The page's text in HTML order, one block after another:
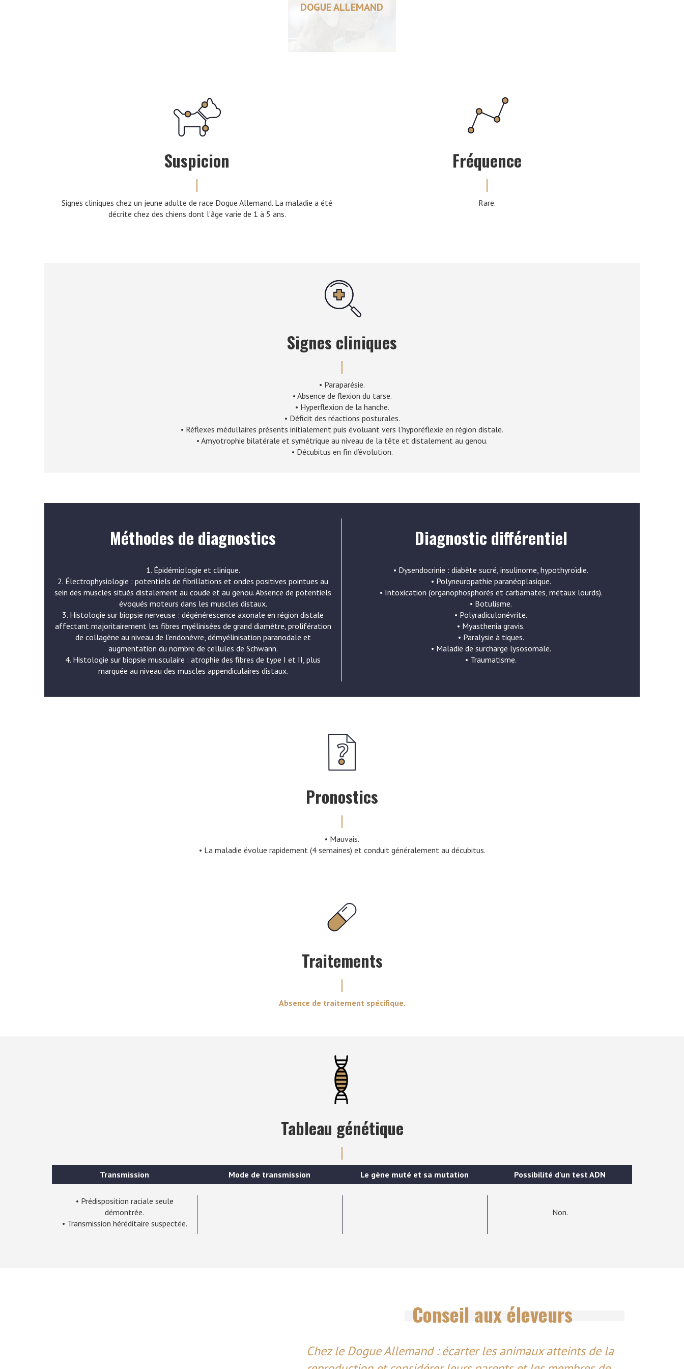
DOGUE ALLEMAND
Suspicion
Signes cliniques chez un jeune adulte de race Dogue Allemand. La maladie a été
décrite chez des chiens dont l’âge varie de 1 à 5 ans.
Fréquence
Rare.
Signes cliniques
• Paraparésie.
• Absence de flexion du tarse.
• Hyperflexion de la hanche.
• Déficit des réactions posturales.
• Réflexes médullaires présents initialement puis évoluant vers l’hyporéflexie en région distale.
• Amyotrophie bilatérale et symétrique au niveau de la tête et distalement au genou.
• Décubitus en fin d’évolution.
Méthodes de diagnostics
1. Épidémiologie et clinique.
2. Électrophysiologie : potentiels de fibrillations et ondes positives pointues au
sein des muscles situés distalement au coude et au genou. Absence de potentiels
évoqués moteurs dans les muscles distaux.
3. Histologie sur biopsie nerveuse : dégénérescence axonale en région distale
affectant majoritairement les fibres myélinisées de grand diamètre, prolifération
de collagène au niveau de l’endonèvre, démyélinisation paranodale et
augmentation du nombre de cellules de Schwann.
4. Histologie sur biopsie musculaire : atrophie des fibres de type I et II, plus
marquée au niveau des muscles appendiculaires distaux.
Diagnostic différentiel
• Dysendocrinie : diabète sucré, insulinome, hypothyroïdie.
• Polyneuropathie paranéoplasique.
• Intoxication (organophosphorés et carbamates, métaux lourds).
• Botulisme.
• Polyradiculonévrite.
• Myasthenia gravis.
• Paralysie à tiques.
• Maladie de surcharge lysosomale.
• Traumatisme.
Pronostics
• Mauvais.
• La maladie évolue rapidement (4 semaines) et conduit généralement au décubitus.
Traitements
Absence de traitement spécifique.
Tableau génétique
Transmission Mode de transmission Le gène muté et sa mutation Possibilité d'un test ADN
• Prédisposition raciale seule
démontrée.
• Transmission héréditaire suspectée.
Non.
Conseil aux éleveurs
Chez le Dogue Allemand : écarter les animaux atteints de la